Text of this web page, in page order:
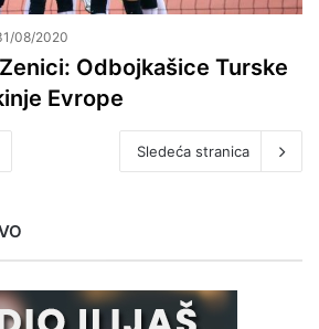
08/2020
Odbojkašice Turske
Evrope
Sledeća stranica